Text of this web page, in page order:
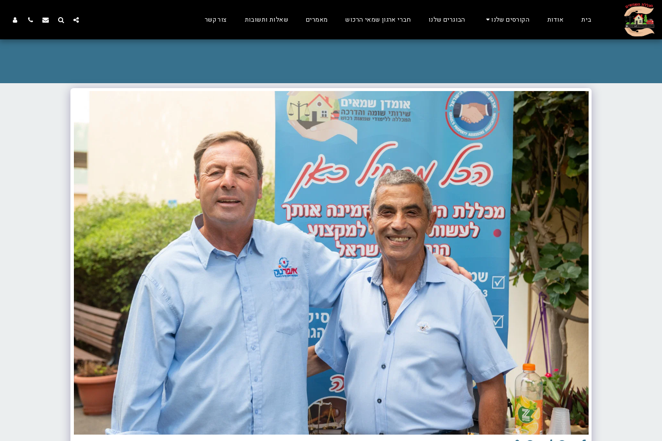
בית אודות הקורסים שלנו הבוגרים שלנו חברי ארגון שמאי הרכוש מאמרים שאלות ותשובות צור קשר